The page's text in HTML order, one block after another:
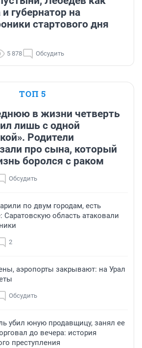
губернатор на
стартового дня
5 878 Обсудить
ТОП 5
в жизни четверть
лишь с одной
Родители
про сына, который
боролся с раком
Обсудить
по двум городам, есть
Саратовскую область атаковали
2
аэропорты закрывают: на Урал
Обсудить
убил юную продавщицу, занял ее
до вечера: история
преступления